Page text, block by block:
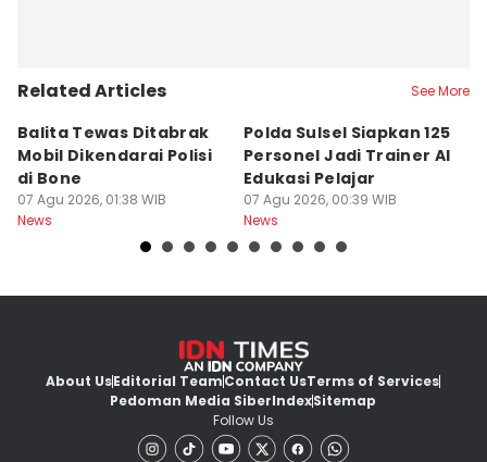
Related Articles See More
Balita Tewas Ditabrak
Mobil Dikendarai Polisi
di Bone
07 Agu 2026, 01:38 WIB
News
Polda Sulsel Siapkan 125
Personel Jadi Trainer AI
Edukasi Pelajar
07 Agu 2026, 00:39 WIB
News
About UsEditorial TeamContact UsTerms of Services
Pedoman Media SiberIndexSitemap
Follow Us